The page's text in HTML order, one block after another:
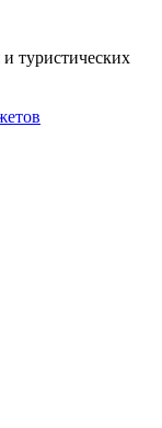
туристических